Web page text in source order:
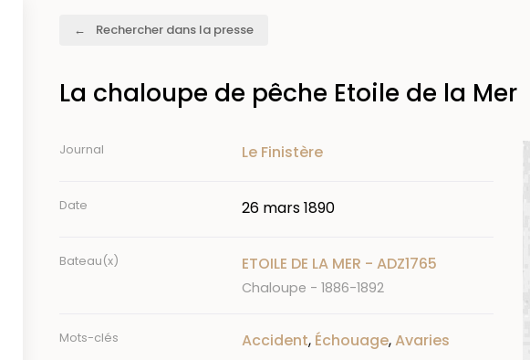
Rechercher dans la presse
La chaloupe de pêche Etoile de la Mer
Journal Le Finistère
Date 26 mars 1890
Bateau(x) ETOILE DE LA MER - ADZ1765
Chaloupe - 1886-1892
Mots-clés Accident, Échouage,Avaries